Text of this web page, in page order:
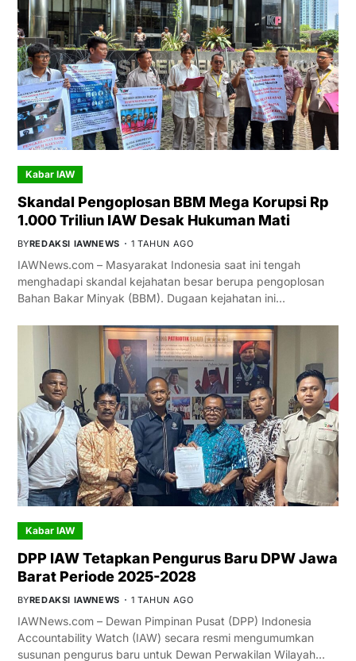
Kabar IAW
Skandal Pengoplosan BBM Mega Korupsi Rp
1.000 Triliun IAW Desak Hukuman Mati
BYREDAKSI IAWNEWS 1 TAHUN AGO
IAWNews.com – Masyarakat Indonesia saat ini tengah
menghadapi skandal kejahatan besar berupa pengoplosan
Bahan Bakar Minyak (BBM). Dugaan kejahatan ini…
Kabar IAW
DPP IAW Tetapkan Pengurus Baru DPW Jawa
Barat Periode 2025-2028
BYREDAKSI IAWNEWS 1 TAHUN AGO
IAWNews.com – Dewan Pimpinan Pusat (DPP) Indonesia
Accountability Watch (IAW) secara resmi mengumumkan
susunan pengurus baru untuk Dewan Perwakilan Wilayah…